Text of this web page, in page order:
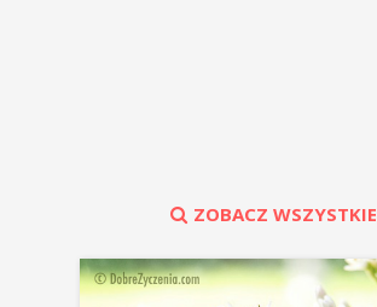
ZOBACZ WSZYSTKIE